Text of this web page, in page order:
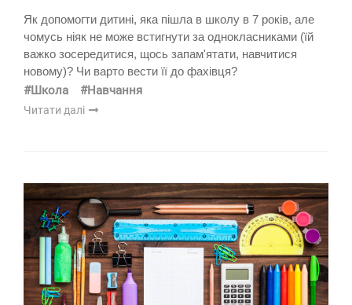
Як допомогти дитині, яка пішла в школу в 7 років, але
чомусь ніяк не може встигнути за однокласниками (їй
важко зосередитися, щось запам'ятати, навчитися
новому)? Чи варто вести її до фахівця?
#Школа #Навчання
Читати далі